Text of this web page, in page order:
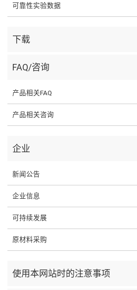
可靠性实验数据
下载
FAQ/咨询
产品相关FAQ
产品相关咨询
企业
新闻公告
企业信息
可持续发展
原材料采购
使用本网站时的注意事项